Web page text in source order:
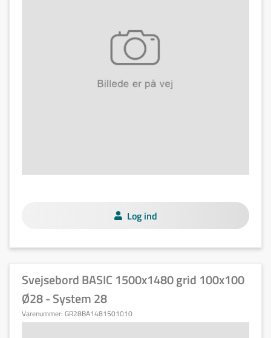
Log ind
Svejsebord BASIC 1500x1480 grid 100x100
Ø28 - System 28
Varenummer: GR28BA1481501010